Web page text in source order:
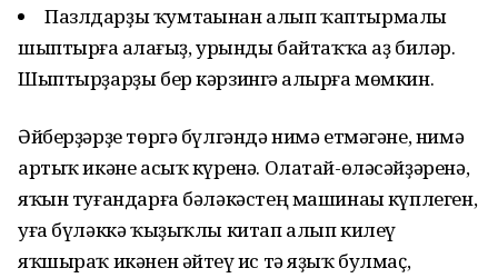
Пазлдарҙы ҡумтаһынан алып ҡаптырмалы
шыптырға һалһағыҙ, урынды байтаҡҡа аҙ биләр.
Шыптырҙарҙы бер кәрзингә һалырға мөмкин.
Әйберҙәрҙе төргә бүлгәндә нимә етмәгәне, нимә
артыҡ икәне асыҡ күренә. Олатай-өләсәйҙәренә,
яҡын туғандарға бәләкәстең машинаһы күплеген,
уға бүләккә ҡыҙыҡлы китап алып килеү
яҡшыраҡ икәнен әйтеү һис тә яҙыҡ булмаҫ,